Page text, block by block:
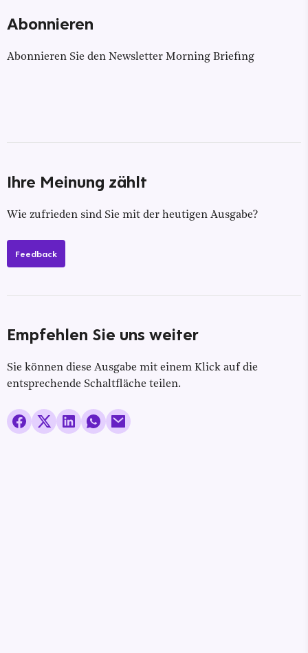
Abonnieren
Abonnieren Sie den Newsletter Morning Briefing
Ihre Meinung zählt
Wie zufrieden sind Sie mit der heutigen Ausgabe?
Feedback
Empfehlen Sie uns weiter
Sie können diese Ausgabe mit einem Klick auf die
entsprechende Schaltfläche teilen.